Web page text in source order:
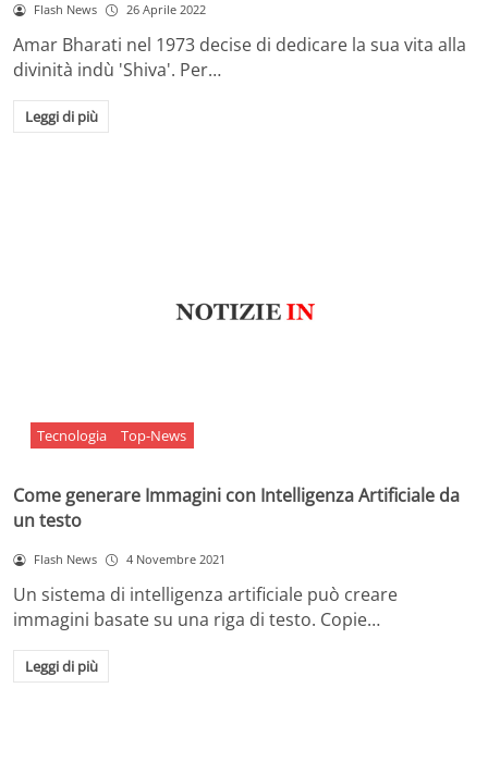
Flash News 26 Aprile 2022
Amar Bharati nel 1973 decise di dedicare la sua vita alla
divinità indù 'Shiva'. Per…
Leggi di più
Tecnologia Top-News
Come generare Immagini con Intelligenza Artificiale da
un testo
Flash News 4 Novembre 2021
Un sistema di intelligenza artificiale può creare
immagini basate su una riga di testo. Copie…
Leggi di più